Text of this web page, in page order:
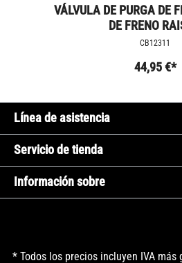
VÁLVULA DE PURGA DE
DE FRENO
CB12311
44,95 €*
Línea de asistencia
Servicio de tienda
Información sobre
* Todos los precios incluyen IVA más